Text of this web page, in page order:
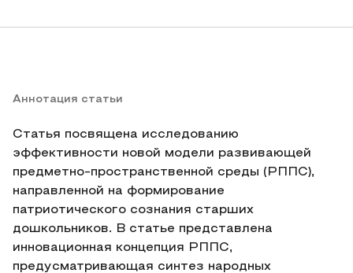
Аннотация статьи
Статья посвящена исследованию
эффективности новой модели развивающей
предметно-пространственной среды (РППС),
направленной на формирование
патриотического сознания старших
дошкольников. В статье представлена
инновационная концепция РППС,
предусматривающая синтез народных